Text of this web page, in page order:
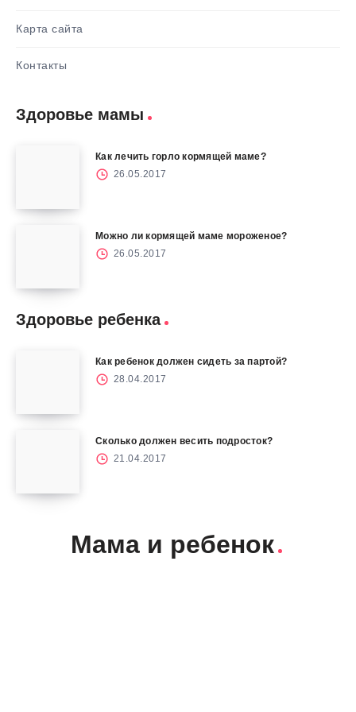
Карта сайта
Контакты
Здоровье мамы
Как лечить горло кормящей маме?
26.05.2017
Можно ли кормящей маме мороженое?
26.05.2017
Здоровье ребенка
Как ребенок должен сидеть за партой?
28.04.2017
Сколько должен весить подросток?
21.04.2017
Мама и ребенок